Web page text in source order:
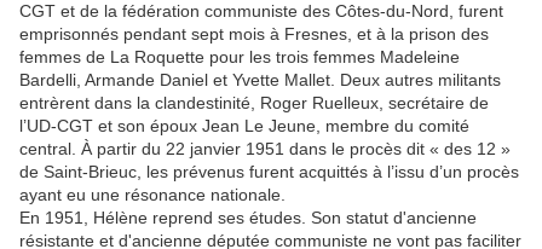
CGT et de la fédération communiste des Côtes-du-Nord, furent
emprisonnés pendant sept mois à Fresnes, et à la prison des
femmes de La Roquette pour les trois femmes Madeleine
Bardelli, Armande Daniel et Yvette Mallet. Deux autres militants
entrèrent dans la clandestinité, Roger Ruelleux, secrétaire de
l’UD-CGT et son époux Jean Le Jeune, membre du comité
central. À partir du 22 janvier 1951 dans le procès dit « des 12 »
de Saint-Brieuc, les prévenus furent acquittés à l’issu d’un procès
ayant eu une résonance nationale.
En 1951, Hélène reprend ses études. Son statut d'ancienne
résistante et d'ancienne députée communiste ne vont pas faciliter